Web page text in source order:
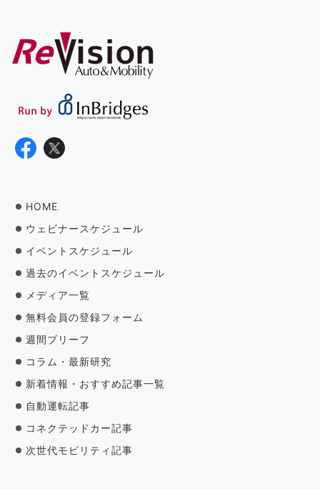
HOME
ウェビナースケジュール
イベントスケジュール
過去のイベントスケジュール
メディア一覧
無料会員の登録フォーム
週間ブリーフ
コラム・最新研究
新着情報・おすすめ記事一覧
自動運転記事
コネクテッドカー記事
次世代モビリティ記事